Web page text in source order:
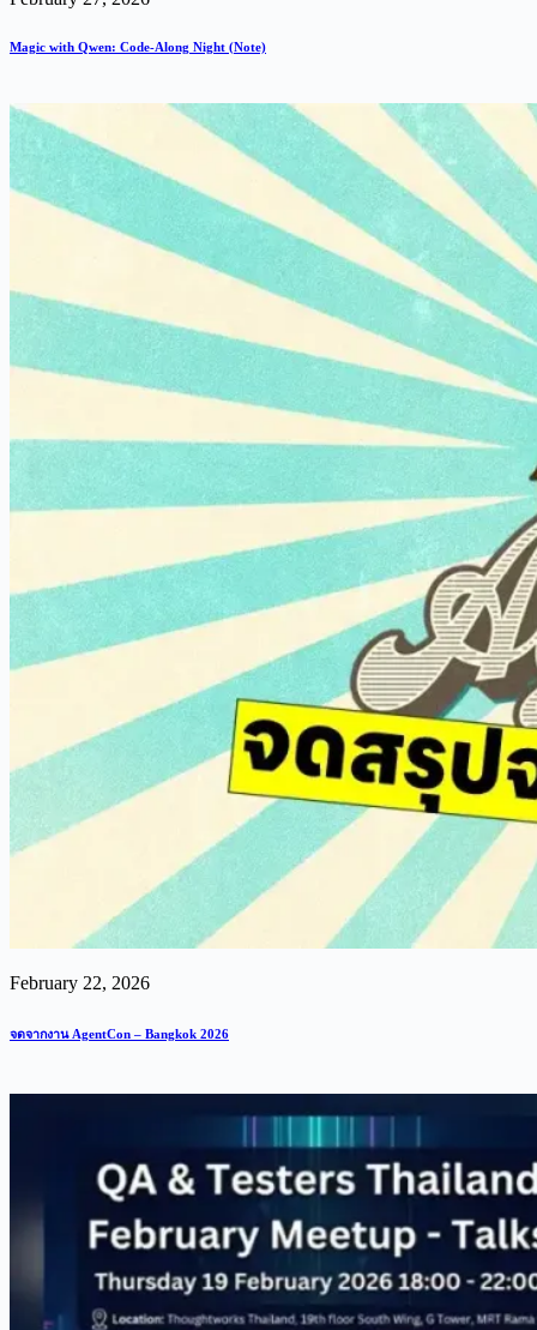
Magic with Qwen: Code-Along Night (Note)
February 22, 2026
จดจากงาน AgentCon – Bangkok 2026